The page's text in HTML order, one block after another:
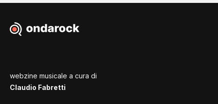
webzine musicale a cura di
Claudio Fabretti